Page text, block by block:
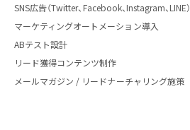
SNS広告（Twitter、Facebook、Instagram、LINE）
マーケティングオートメーション導入
ABテスト設計
リード獲得コンテンツ制作
メールマガジン / リードナーチャリング施策